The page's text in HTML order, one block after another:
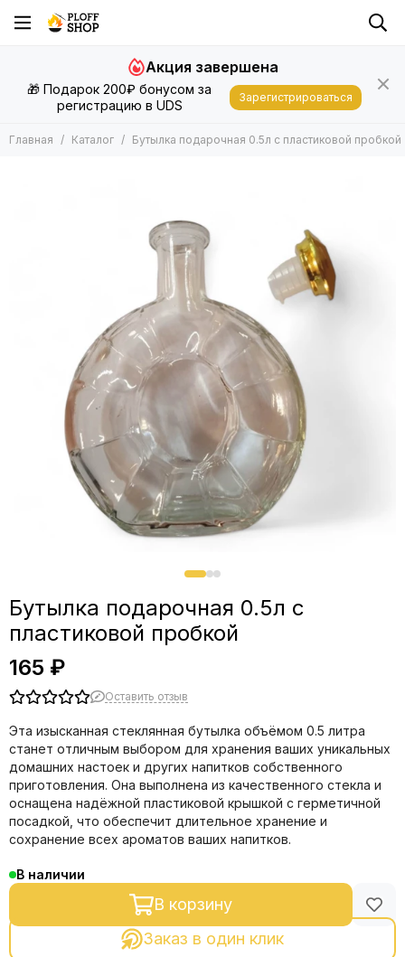
🎁 Подарок 200₽ бонусом за
регистрацию в UDS
Акция завершена
Зарегистрироваться
Главная Каталог Бутылка подарочная 0.5л с пластиковой пробкой
Бутылка подарочная 0.5л с
пластиковой пробкой
165 ₽
Оставить отзыв
Эта изысканная стеклянная бутылка объёмом 0.5 литра
станет отличным выбором для хранения ваших уникальных
домашних настоек и других напитков собственного
приготовления. Она выполнена из качественного стекла и
оснащена надёжной пластиковой крышкой с герметичной
посадкой, что обеспечит длительное хранение и
сохранение всех ароматов ваших напитков.
В наличии
В корзину
Заказ в один клик